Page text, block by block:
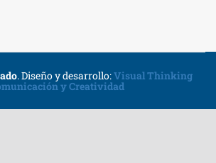
.Diseño y desarrollo:Visual Thinking
y Creatividad